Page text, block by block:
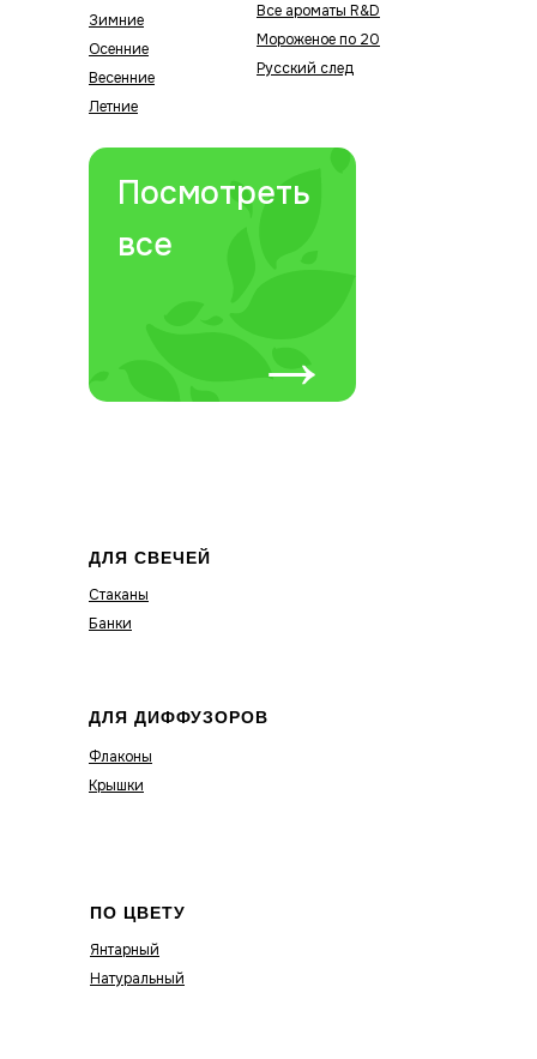
Все ароматы R&D
Мороженое по 20
Русский след
Зимние
Осенние
Весенние
Летние
Посмотреть
все
→
ДЛЯ СВЕЧЕЙ
Стаканы
Банки
ДЛЯ ДИФФУЗОРОВ
Флаконы
Крышки
ПО ЦВЕТУ
Янтарный
Натуральный